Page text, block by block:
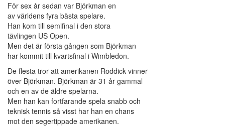
För sex år sedan var Björkman en
av världens fyra bästa spelare.
Han kom till semifinal i den stora
tävlingen US Open.
Men det är första gången som Björkman
har kommit till kvartsfinal i Wimbledon.
De flesta tror att amerikanen Roddick vinner
över Björkman. Björkman är 31 år gammal
och en av de äldre spelarna.
Men han kan fortfarande spela snabb och
teknisk tennis så visst har han en chans
mot den segertippade amerikanen.